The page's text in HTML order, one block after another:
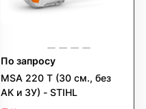
По запросу
MSA 220 T (30 см., без
АК и ЗУ) - STIHL